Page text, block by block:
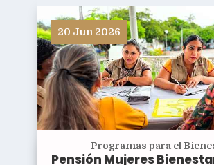
20 Jun 2026
Programas para el
Pensión Mujeres